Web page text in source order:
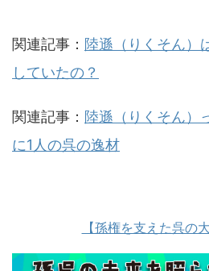
関連記事： 陸遜（りくそん）
していたの？
関連記事： 陸遜（りくそん）
に1人の呉の逸材
【孫権を支えた呉の